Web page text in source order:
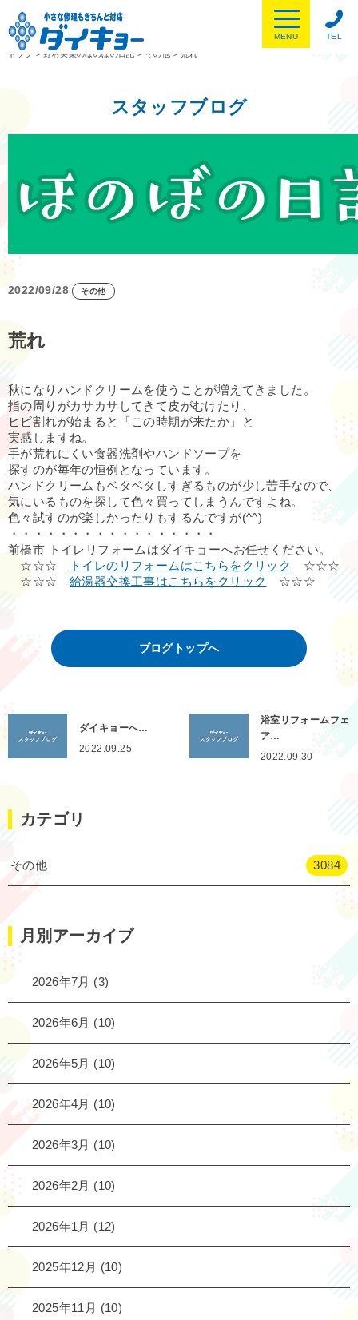
TEL
MENU
トップ
>野村美菜のほのぼの日記 > その他 > 荒れ
スタッフブログ
2022/09/28 その他
荒れ
秋になりハンドクリームを使うことが増えてきました。
指の周りがカサカサしてきて皮がむけたり、
ヒビ割れが始まると「この時期が来たか」と
実感しますね。
手が荒れにくい食器洗剤やハンドソープを
探すのが毎年の恒例となっています。
ハンドクリームもベタベタしすぎるものが少し苦手なので、
気にいるものを探して色々買ってしまうんですよね。
色々試すのが楽しかったりもするんですが(^^)
・・・・・・・・・・・・・・・・・
前橋市 トイレリフォームはダイキョーへお任せください。
☆☆☆
トイレのリフォームはこちらをクリック
☆☆☆
☆☆☆ 給湯器交換工事はこちらをクリック ☆☆☆
ブログトップへ
ダイキョーへ…
2022.09.25
浴室リフォームフェ
ア…
2022.09.30
カテゴリ
その他 3084
月別アーカイブ
2026年7月 (3)
2026年6月 (10)
2026年5月 (10)
2026年4月 (10)
2026年3月 (10)
2026年2月 (10)
2026年1月 (12)
2025年12月 (10)
2025年11月 (10)